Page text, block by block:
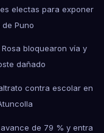
electas para exponer
Puno
bloquearon vía y
dañado
contra escolar en
de 79 % y entra